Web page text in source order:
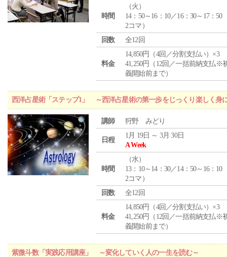
時間
（火 ）
14：50～16：10／16：30～17：50
2コマ）
回数
全12回
料金
14,850円（4回／分割支払い）×3
41,250円（12回／一括前納支払※
義開始前まで）
西洋占星術「ステップ1」 ～西洋占星術の第一歩をじっくり楽しく身
講師 狩野 みどり
日程
1月 19日 ～ 3月 30日
A Week
時間
（水）
13：10～14：30／14：50～16：10
2コマ）
回数
全12回
料金
14,850円（4回／分割支払い）×3
41,250円（12回／一括前納支払※
義開始前まで）
紫微斗数「実践応用講座」 ～変化していく人の一生を読む～